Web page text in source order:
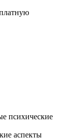
психические
аспекты